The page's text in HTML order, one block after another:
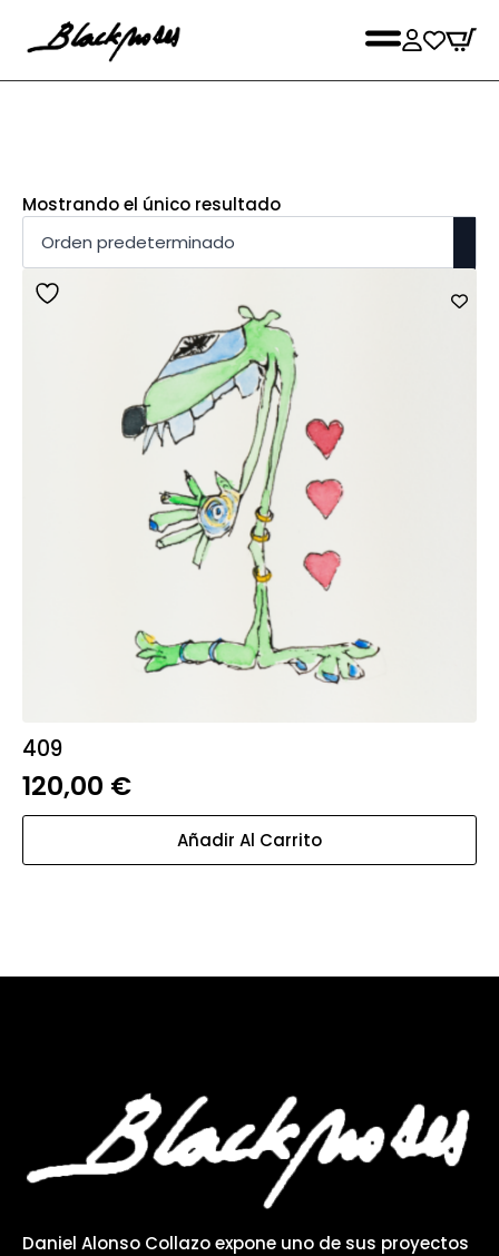
Mostrando el único resultado
409
120,00 €
Añadir Al Carrito
Daniel Alonso Collazo expone uno de sus proyectos